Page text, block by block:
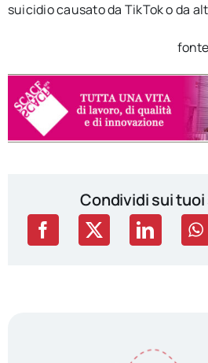
suicidio causato da TikTok o da
Condividi sui tuoi